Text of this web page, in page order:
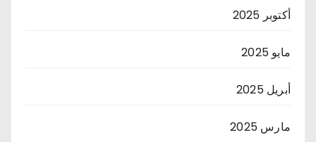
أكتوبر 2025
مايو 2025
أبريل 2025
مارس 2025